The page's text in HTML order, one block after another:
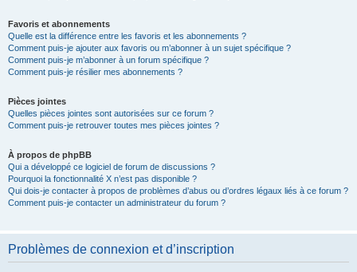
Favoris et abonnements
Quelle est la différence entre les favoris et les abonnements ?
Comment puis-je ajouter aux favoris ou m’abonner à un sujet spécifique ?
Comment puis-je m’abonner à un forum spécifique ?
Comment puis-je résilier mes abonnements ?
Pièces jointes
Quelles pièces jointes sont autorisées sur ce forum ?
Comment puis-je retrouver toutes mes pièces jointes ?
À propos de phpBB
Qui a développé ce logiciel de forum de discussions ?
Pourquoi la fonctionnalité X n’est pas disponible ?
Qui dois-je contacter à propos de problèmes d’abus ou d’ordres légaux liés à ce forum ?
Comment puis-je contacter un administrateur du forum ?
Problèmes de connexion et d’inscription